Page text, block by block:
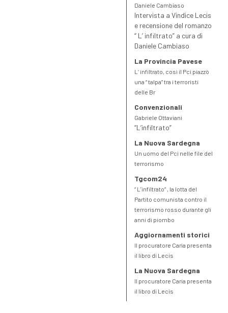
Daniele Cambiaso
Intervista a Vindice Lecis
e recensione del romanzo
“ L’ infiltrato” a cura di
Daniele Cambiaso
La Provincia Pavese
L’ infiltrato, così il Pci piazzò
una “ talpa” tra i terroristi
delle Br
Convenzionali
Gabriele Ottaviani
“L’infiltrato”
La Nuova Sardegna
Un uomo del Pci nelle file del
terrorismo
Tgcom24
“ Lʼinfiltrato” , la lotta del
Partito comunista contro il
terrorismo rosso durante gli
anni di piombo
Aggiornamenti storici
Il procuratore Caria presenta
il libro di Lecis
La Nuova Sardegna
Il procuratore Caria presenta
il libro di Lecis